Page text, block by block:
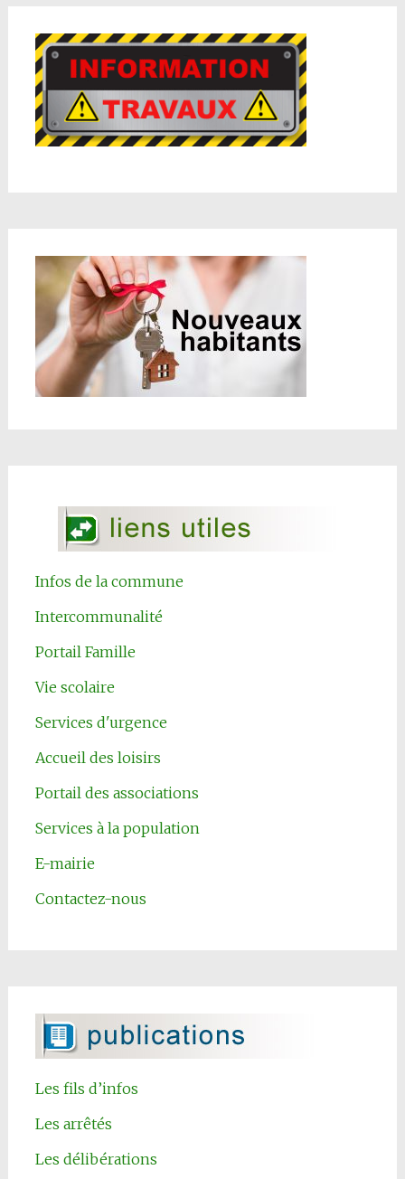
Infos de la commune
Intercommunalité
Portail Famille
Vie scolaire
Services d'urgence
Accueil des loisirs
Portail des associations
Services à la population
E-mairie
Contactez-nous
Les fils d’infos
Les arrêtés
Les délibérations